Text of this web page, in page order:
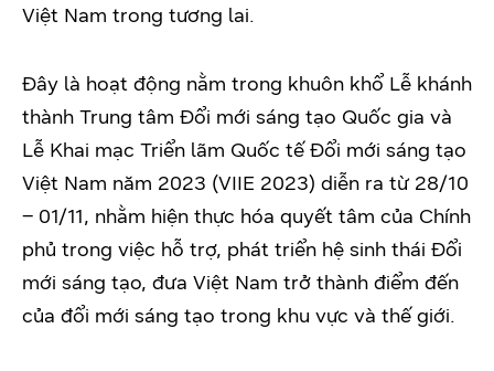
Việt Nam trong tương lai.
Đây là hoạt động nằm trong khuôn khổ Lễ khánh
thành Trung tâm Đổi mới sáng tạo Quốc gia và
Lễ Khai mạc Triển lãm Quốc tế Đổi mới sáng tạo
Việt Nam năm 2023 (VIIE 2023) diễn ra từ 28/10
– 01/11, nhằm hiện thực hóa quyết tâm của Chính
phủ trong việc hỗ trợ, phát triển hệ sinh thái Đổi
mới sáng tạo, đưa Việt Nam trở thành điểm đến
của đổi mới sáng tạo trong khu vực và thế giới.